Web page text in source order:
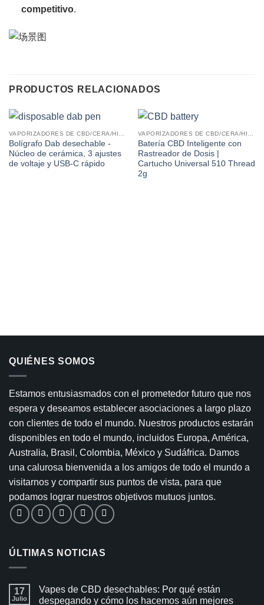
competitivo.
PRODUCTOS RELACIONADOS
Bolígrafo Dab desechable -
Núcleo de cerámica, 3 ajustes
de voltaje y USB-C rápido
Batería CBD Inteligente con
Rastreador de Dosis |
Cartucho Universal 510 Thread
2g
QUIÉNES SOMOS
Estamos entusiasmados con el prometedor futuro que nos
espera y deseamos establecer asociaciones a largo plazo
con clientes de todo el mundo. Nuestros productos estarán
disponibles en todo el mundo, incluidos Europa, América,
Australia, Brasil, Colombia, México y Sudáfrica. Damos
una calurosa bienvenida a los amigos de todo el mundo a
visitarnos y compartir sus puntos de vista, para que
podamos lograr nuestros objetivos mutuos juntos.
ÚLTIMAS NOTICIAS
17
Julio
Vapes de CBD desechables: Por qué están
despegando y cómo los hacemos aún mejores